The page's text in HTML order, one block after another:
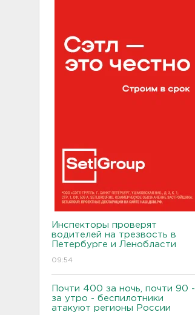
Инспекторы проверят
водителей на трезвость в
Петербурге и Ленобласти
09:54
Почти 400 за ночь, почти 90 -
за утро - беспилотники
атакуют регионы России